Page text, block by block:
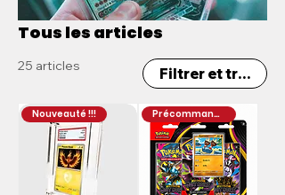
Tous les articles
25 articles Filtrer et trier
Nouveauté !!! Précommande